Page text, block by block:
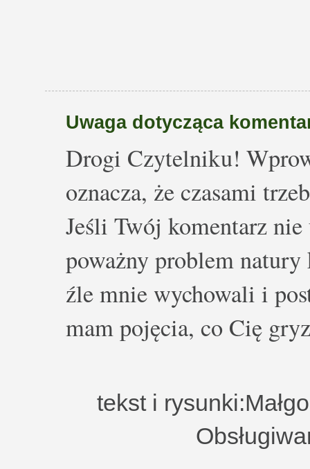
Uwaga dotycząca
Drogi Czytelniku!
oznacza, że czasami
Jeśli Twój komentarz nie
poważny problem
źle mnie wychowali i
mam pojęcia, co Cię
tekst i